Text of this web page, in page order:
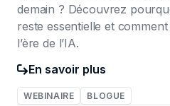
demain ? Découvrez
reste essentielle et
l’ère de l’IA.
En savoir plus
WEBINAIRE BLOGUE